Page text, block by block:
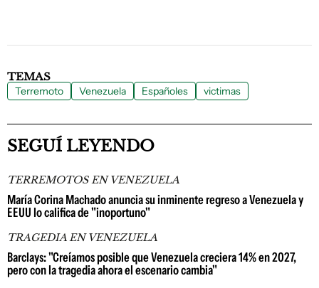
TEMAS
Terremoto Venezuela Españoles victimas
SEGUÍ LEYENDO
TERREMOTOS EN VENEZUELA
María Corina Machado anuncia su inminente regreso a Venezuela y
EEUU lo califica de "inoportuno"
TRAGEDIA EN VENEZUELA
Barclays: "Creíamos posible que Venezuela creciera 14% en 2027,
pero con la tragedia ahora el escenario cambia"